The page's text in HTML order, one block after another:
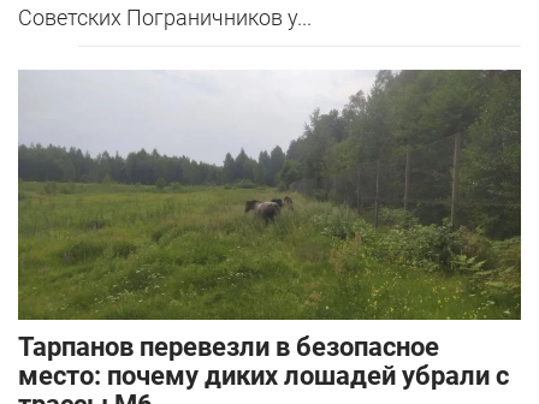
Советских Пограничников у...
Тарпанов перевезли в безопасное
место: почему диких лошадей убрали с